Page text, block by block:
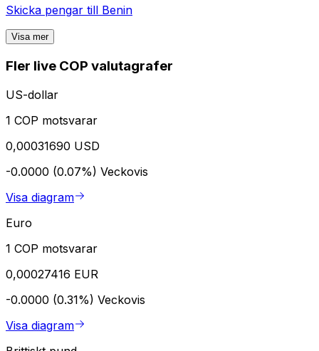
Skicka pengar till Benin
Visa mer
Fler live COP valutagrafer
US-dollar
1 COP motsvarar
0,00031690 USD
-0.0000 (0.07%) Veckovis
Visa diagram
Euro
1 COP motsvarar
0,00027416 EUR
-0.0000 (0.31%) Veckovis
Visa diagram